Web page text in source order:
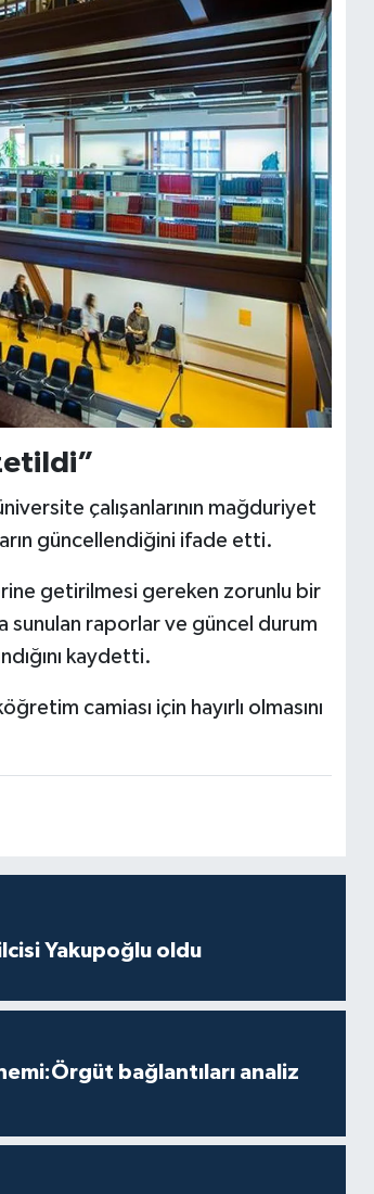
çalışanlarının mağduriyet
güncellendiğini ifade etti.
getirilmesi gereken zorunlu bir
sunulan raporlar ve güncel durum
kaydetti.
camiası için hayırlı olmasını
Yakupoğlu oldu
bağlantıları analiz